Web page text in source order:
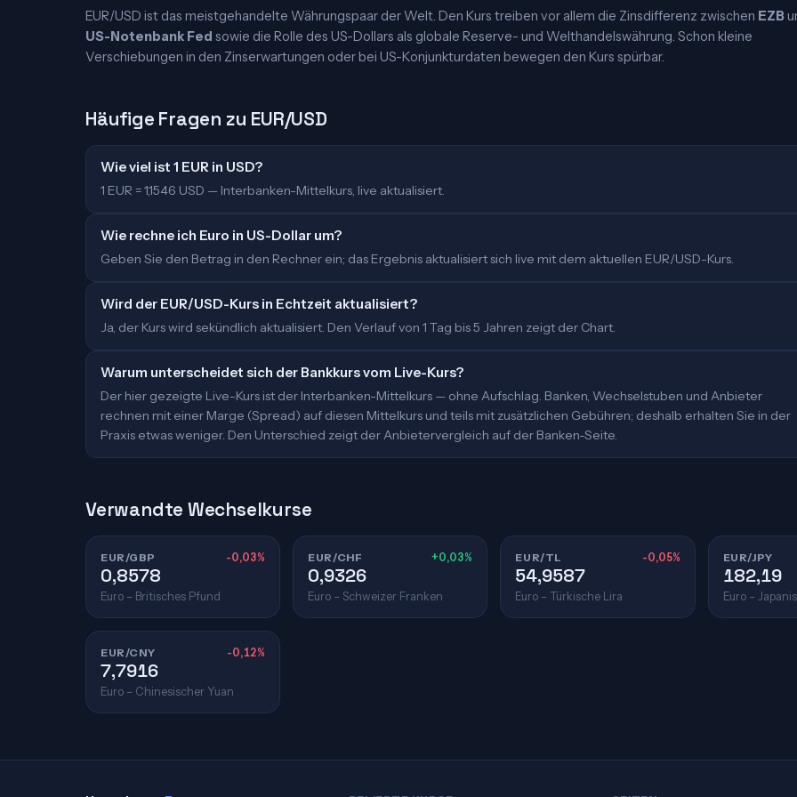
EUR/USD ist das meistgehandelte Währungspaar der Welt. Den Kurs treiben vor allem die Zinsdifferenz zwischen EZB
US-Notenbank Fed sowie die Rolle des US-Dollars als globale Reserve- und Welthandelswährung. Schon kleine
Verschiebungen in den Zinserwartungen oder bei US-Konjunkturdaten bewegen den Kurs spürbar.
Häufige Fragen zu EUR/USD
Wie viel ist 1 EUR in USD?
1 EUR = 1,1546 USD — Interbanken-Mittelkurs, live aktualisiert.
Wie rechne ich Euro in US-Dollar um?
Geben Sie den Betrag in den Rechner ein; das Ergebnis aktualisiert sich live mit dem aktuellen EUR/USD-Kurs.
Wird der EUR/USD-Kurs in Echtzeit aktualisiert?
Ja, der Kurs wird sekündlich aktualisiert. Den Verlauf von 1 Tag bis 5 Jahren zeigt der Chart.
Warum unterscheidet sich der Bankkurs vom Live-Kurs?
Der hier gezeigte Live-Kurs ist der Interbanken-Mittelkurs — ohne Aufschlag. Banken, Wechselstuben und Anbieter
rechnen mit einer Marge (Spread) auf diesen Mittelkurs und teils mit zusätzlichen Gebühren; deshalb erhalten Sie in der
Praxis etwas weniger. Den Unterschied zeigt der Anbietervergleich auf der Banken-Seite.
Verwandte Wechselkurse
EUR/GBP -0,03%
0,8578
Euro – Britisches Pfund
EUR/CHF +0,03%
0,9326
Euro – Schweizer Franken
EUR/TL -0,05%
54,9587
Euro – Türkische Lira
EUR/JPY
182,19
Euro –
EUR/CNY -0,12%
7,7916
Euro – Chinesischer Yuan